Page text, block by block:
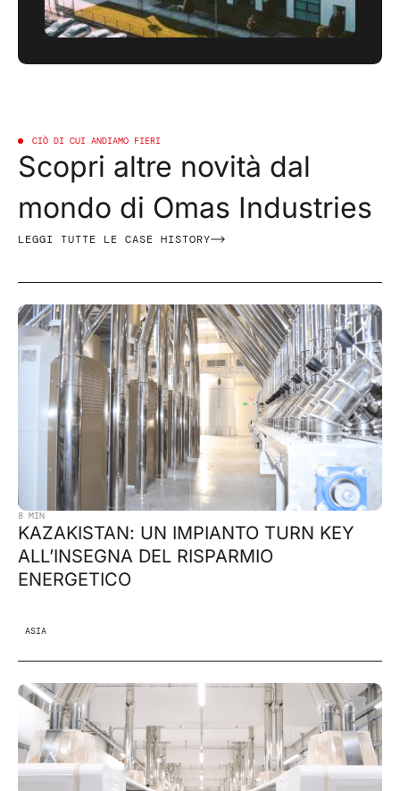
CIÒ DI CUI ANDIAMO FIERI
Scopri altre novità dal
mondo di Omas Industries
LEGGI TUTTE LE CASE HISTORY
8 MIN
KAZAKISTAN: UN IMPIANTO TURN KEY
ALL’INSEGNA DEL RISPARMIO
ENERGETICO
ASIA